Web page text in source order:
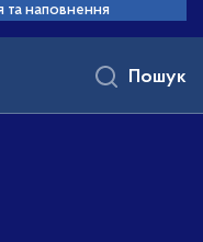
та наповнення
Пошук